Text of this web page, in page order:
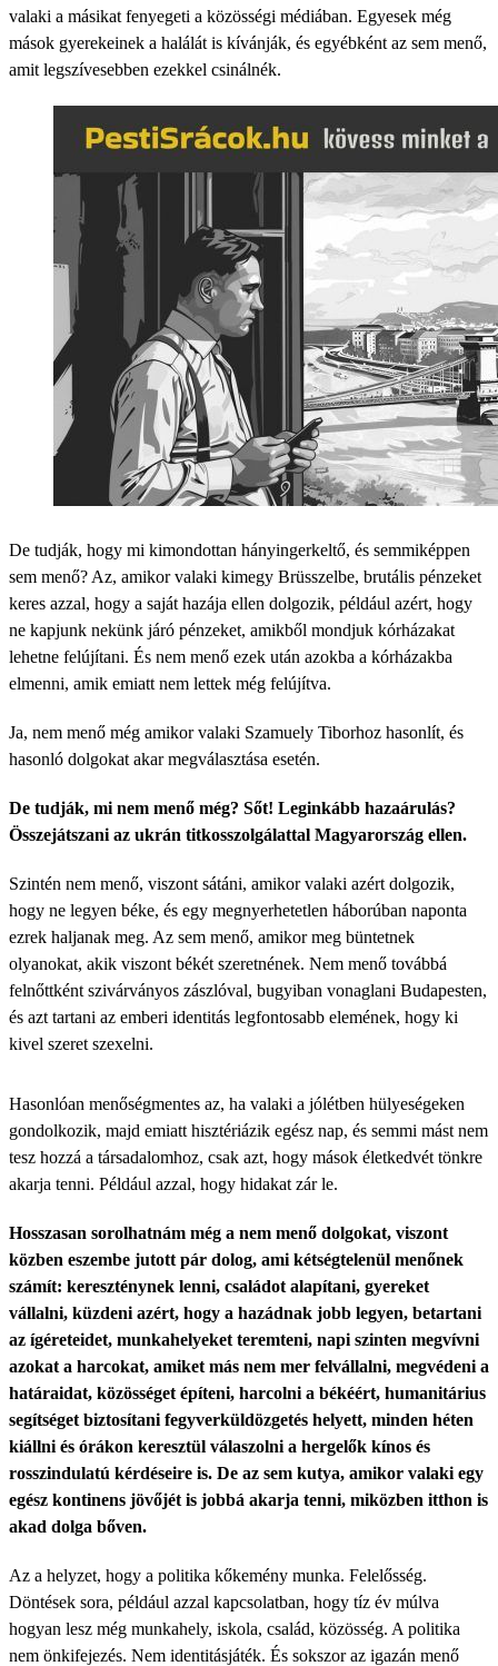
valaki a másikat fenyegeti a közösségi médiában. Egyesek még
mások gyerekeinek a halálát is kívánják, és egyébként az sem menő,
amit legszívesebben ezekkel csinálnék.
De tudják, hogy mi kimondottan hányingerkeltő, és semmiképpen
sem menő? Az, amikor valaki kimegy Brüsszelbe, brutális pénzeket
keres azzal, hogy a saját hazája ellen dolgozik, például azért, hogy
ne kapjunk nekünk járó pénzeket, amikből mondjuk kórházakat
lehetne felújítani. És nem menő ezek után azokba a kórházakba
elmenni, amik emiatt nem lettek még felújítva.
Ja, nem menő még amikor valaki Szamuely Tiborhoz hasonlít, és
hasonló dolgokat akar megválasztása esetén.
De tudják, mi nem menő még? Sőt! Leginkább hazaárulás?
Összejátszani az ukrán titkosszolgálattal Magyarország ellen.
Szintén nem menő, viszont sátáni, amikor valaki azért dolgozik,
hogy ne legyen béke, és egy megnyerhetetlen háborúban naponta
ezrek haljanak meg. Az sem menő, amikor meg büntetnek
olyanokat, akik viszont békét szeretnének. Nem menő továbbá
felnőttként szivárványos zászlóval, bugyiban vonaglani Budapesten,
és azt tartani az emberi identitás legfontosabb elemének, hogy ki
kivel szeret szexelni.
Hasonlóan menőségmentes az, ha valaki a jólétben hülyeségeken
gondolkozik, majd emiatt hisztériázik egész nap, és semmi mást nem
tesz hozzá a társadalomhoz, csak azt, hogy mások életkedvét tönkre
akarja tenni. Például azzal, hogy hidakat zár le.
Hosszasan sorolhatnám még a nem menő dolgokat, viszont
közben eszembe jutott pár dolog, ami kétségtelenül menőnek
számít: kereszténynek lenni, családot alapítani, gyereket
vállalni, küzdeni azért, hogy a hazádnak jobb legyen, betartani
az ígéreteidet, munkahelyeket teremteni, napi szinten megvívni
azokat a harcokat, amiket más nem mer felvállalni, megvédeni a
határaidat, közösséget építeni, harcolni a békéért, humanitárius
segítséget biztosítani fegyverküldözgetés helyett, minden héten
kiállni és órákon keresztül válaszolni a hergelők kínos és
rosszindulatú kérdéseire is. De az sem kutya, amikor valaki egy
egész kontinens jövőjét is jobbá akarja tenni, miközben itthon is
akad dolga bőven.
Az a helyzet, hogy a politika kőkemény munka. Felelősség.
Döntések sora, például azzal kapcsolatban, hogy tíz év múlva
hogyan lesz még munkahely, iskola, család, közösség. A politika
nem önkifejezés. Nem identitásjáték. És sokszor az igazán menő